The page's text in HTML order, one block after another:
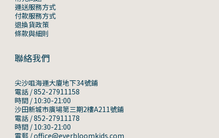
運送服務方式
付款服務方式
退換貨政策
條款與細則
聯絡我們
尖沙咀海運大廈地下34號鋪
電話 / 852-27911158
時間 / 10:30-21:00
沙田新城市廣場第三期2樓A211號鋪
電話 / 852-27911178
時間 / 10:30-21:00
電郵 / office@everbloomkids.com